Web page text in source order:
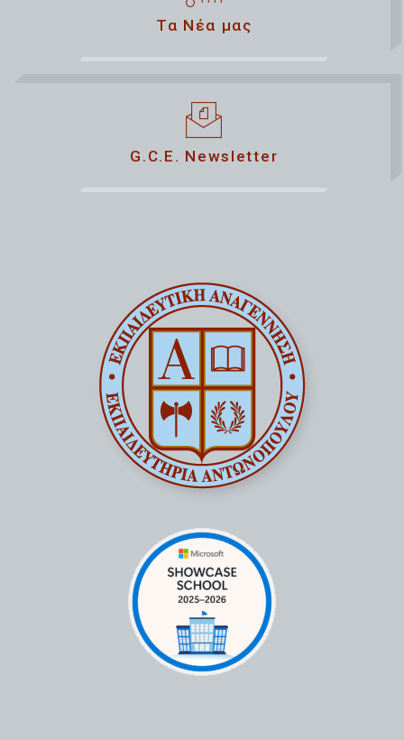
Τα Νέα μας
G.C.E. Newsletter